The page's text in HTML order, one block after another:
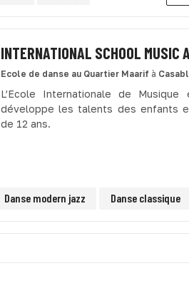
INTERNATIONAL SCHOOL MUSIC
Ecole de danse au Quartier Maarif à
L’Ecole Internationale de
développe les talents des enfants
de 12 ans.
Danse modern jazz Danse classique